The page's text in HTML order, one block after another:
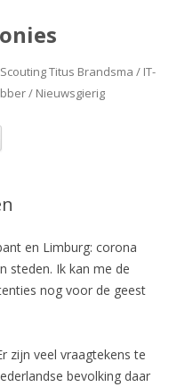
Titus Brandsma / IT-
/ Nieuwsgierig
Spring naar de inhoud
en Limburg: corona
steden. Ik kan me de
nog voor de geest
zijn veel vraagtekens te
bevolking daar